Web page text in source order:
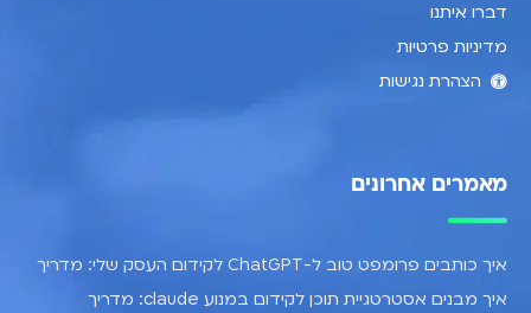
דברו איתנו
מדיניות פרטיות
הצהרת נגישות
מאמרים אחרונים
איך כותבים פרומפט טוב ל-ChatGPT לקידום העסק שלי: מדריך
איך מבנים אסטרטגיית תוכן לקידום במנוע claude: מדריך